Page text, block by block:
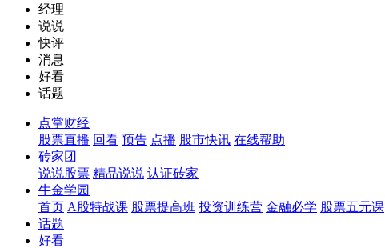
经理
说说
快评
消息
好看
话题
点掌财经
股票直播 回看 预告 点播 股市快讯 在线帮助
砖家团
说说股票 精品说说 认证砖家
牛金学园
首页 A股特战课 股票提高班 投资训练营 金融必学 股票五元课
话题
好看